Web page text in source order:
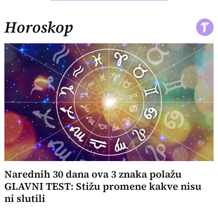
Horoskop
Narednih 30 dana ova 3 znaka polažu
GLAVNI TEST: Stižu promene kakve nisu
ni slutili